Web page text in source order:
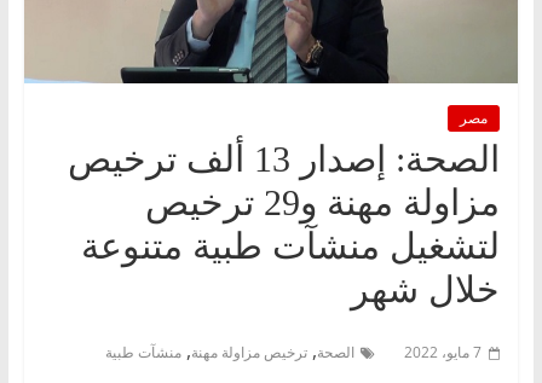
مصر
الصحة: إصدار 13 ألف ترخيص
مزاولة مهنة و29 ترخيص
لتشغيل منشآت طبية متنوعة
خلال شهر
7 مايو، 2022 الصحة, ترخيص مزاولة مهنة, منشآت طبية